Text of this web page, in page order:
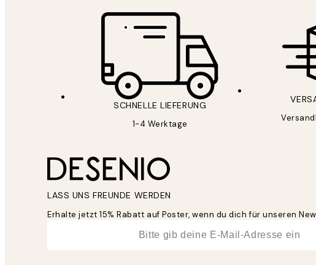
SCHNELLE LIEFERUNG
1-4 Werktage
LASS UNS FREUNDE WERDEN
Erhalte jetzt 15% Rabatt auf Poster, wenn du dich für unseren